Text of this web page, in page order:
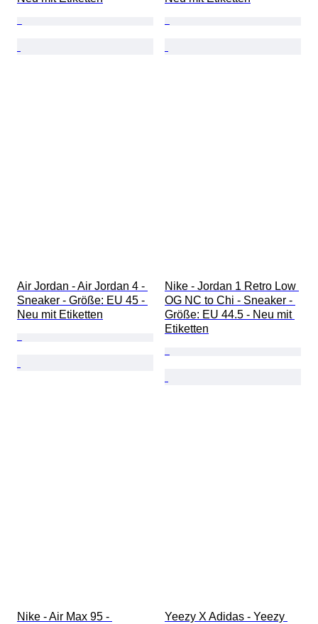
Air Jordan - Air Jordan 4 -
Sneaker - Größe: EU 45 -
Neu mit Etiketten
Nike - Jordan 1 Retro Low
OG NC to Chi - Sneaker -
Größe: EU 44.5 - Neu mit
Etiketten
Nike - Air Max 95 -
Yeezy X Adidas - Yeezy